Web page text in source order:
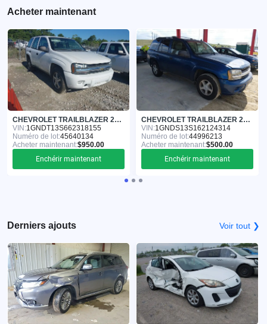
Acheter maintenant
CHEVROLET TRAILBLAZER 2006
VIN:1GNDT13S662318155
Numéro de lot:45640134
Acheter maintenant:$950.00
Enchérir maintenant
CHEVROLET TRAILBLAZER 2006
VIN:1GNDS13S162124314
Numéro de lot:44996213
Acheter maintenant:$500.00
Enchérir maintenant
Derniers ajouts Voir tout ❯